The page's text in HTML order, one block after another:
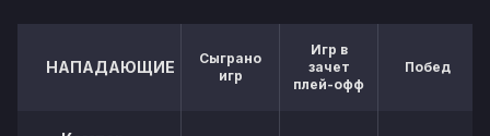
НАПАДАЮЩИЕ
Сыграно
игр
Игр в
зачет
плей-офф
Побед